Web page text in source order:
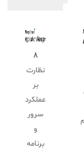
۸
نظارت
بر
عملکرد
سرور
و
برنامه